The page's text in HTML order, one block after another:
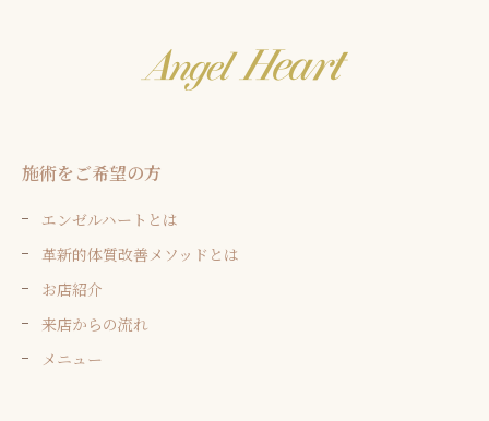
施術をご希望の方
エンゼルハートとは
革新的体質改善メソッドとは
お店紹介
来店からの流れ
メニュー